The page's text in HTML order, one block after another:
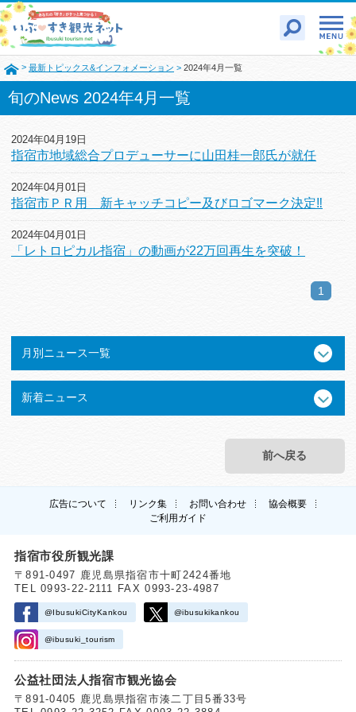
> 最新トピックス&インフォメーション > 2024年4月一覧
旬のNews 2024年4月一覧
2024年04月19日
指宿市地域総合プロデューサーに山田桂一郎氏が就任
2024年04月01日
指宿市ＰＲ用 新キャッチコピー及びロゴマーク決定‼
2024年04月01日
「レトロピカル指宿」の動画が22万回再生を突破！
1
月別ニュース一覧
新着ニュース
前へ戻る
広告について リンク集 お問い合わせ
協会概要
ご利用ガイド
指宿市役所観光課
〒891-0497 鹿児島県指宿市十町2424番地
TEL 0993-22-2111 FAX 0993-23-4987
@IbusukiCityKankou @ibusukikankou
@ibusuki_tourism
公益社団法人指宿市観光協会
〒891-0405 鹿児島県指宿市湊二丁目5番33号